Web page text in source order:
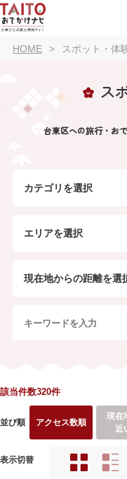
HOME スポット・体
ス
台東区への旅行・お
カテゴリを選択
エリアを選択
現在地からの距離を選
該当件数320件
並び順 アクセス数順
現在
近
表示切替